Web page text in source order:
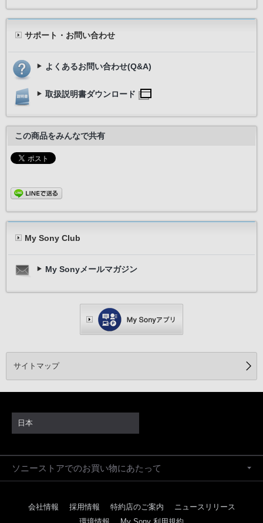
サポート・お問い合わせ
よくあるお問い合わせ(Q&A)
取扱説明書ダウンロード
この商品をみんなで共有
My Sony Club
My Sonyメールマガジン
サイトマップ
日本
ソニーストアでのお買い物にあたって
会社情報 採用情報 特約店のご案内
ニュースリリース